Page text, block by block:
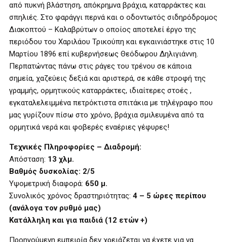
από πυκνή βλάστηση, απόκρημνα βράχια, καταρράκτες και
σπηλιές. Στο φαράγγι περνά και ο οδοντωτός σιδηρόδρομος
Διακοπτού – Καλαβρύτων ο οποίος αποτελεί έργο της
περιόδου του Χαριλάου Τρικούπη και εγκαινιάστηκε στις 10
Μαρτίου 1896 επί κυβερνήσεως Θεόδωρου Δηλιγιάννη.
Περπατώντας πάνω στις ράγες του τρένου σε κάποια
σημεία, χαζεύεις δεξιά και αριστερά, σε κάθε στροφή της
γραμμής, ορμητικούς καταρράκτες, ιδιαίτερες στοές ,
εγκαταλελειμμένα πετρόκτιστα σπιτάκια με τηλέγραφο που
μας γυρίζουν πίσω στο χρόνο, βράχια σμιλευμένα από τα
ορμητικά νερά και φοβερές εναέριες γέφυρες!
Τεχνικές Πληροφορίες – Διαδρομή:
Απόσταση: 13 χλμ.
Βαθμός δυσκολίας: 2/5
Υψομετρική διαφορά: 650 μ.
Συνολικός χρόνος δραστηριότητας: 4 – 5 ώρες περίπου
(ανάλογα τον ρυθμό μας)
Κατάλληλη και για παιδιά (12 ετών +)
Προηγούμενη εμπειρία δεν χρειάζεται να έχετε για να